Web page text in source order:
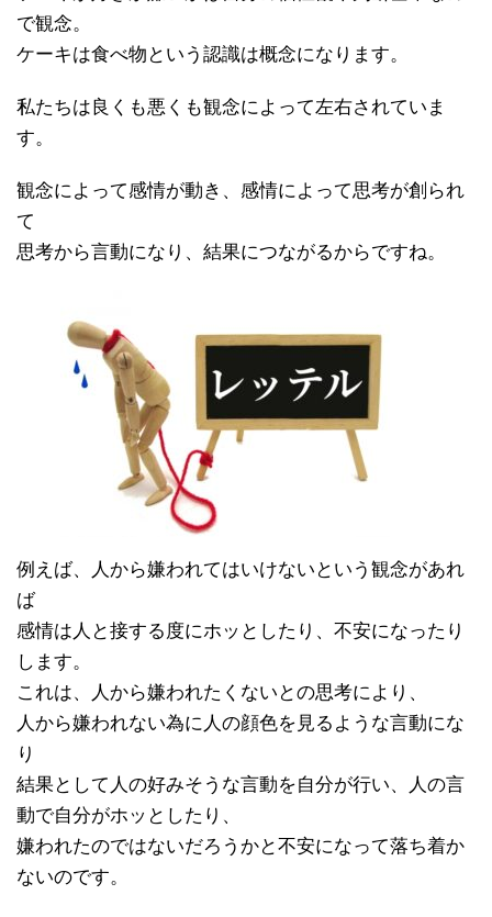
で観念。
ケーキは食べ物という認識は概念になります。
私たちは良くも悪くも観念によって左右されていま
す。
観念によって感情が動き、感情によって思考が創られ
て
思考から言動になり、結果につながるからですね。
例えば、人から嫌われてはいけないという観念があれ
ば
感情は人と接する度にホッとしたり、不安になったり
します。
これは、人から嫌われたくないとの思考により、
人から嫌われない為に人の顔色を見るような言動にな
り
結果として人の好みそうな言動を自分が行い、人の言
動で自分がホッとしたり、
嫌われたのではないだろうかと不安になって落ち着か
ないのです。